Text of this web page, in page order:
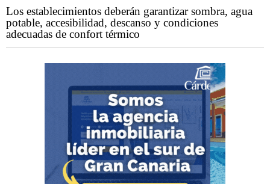
Los establecimientos deberán garantizar sombra, agua
potable, accesibilidad, descanso y condiciones
adecuadas de confort térmico